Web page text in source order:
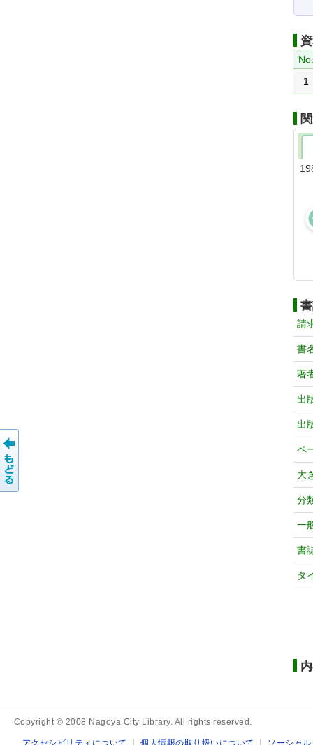
No.
1
請
書
著
出
出
ペ
大
分
一
書
タ
Copyright © 2008 Nagoya City Library. All rights reserved.
アクセシビリティについて ｜個人情報の取り扱いについて ｜ ソーシャ